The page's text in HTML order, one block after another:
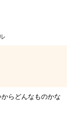
らどんなものかな